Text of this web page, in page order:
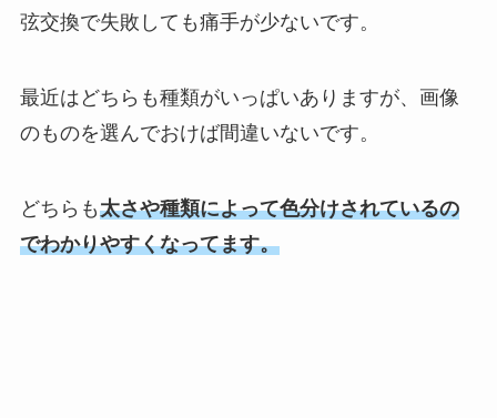
弦交換で失敗しても痛手が少ないです。
最近はどちらも種類がいっぱいありますが、画像
のものを選んでおけば間違いないです。
どちらも太さや種類によって色分けされているの
でわかりやすくなってます。